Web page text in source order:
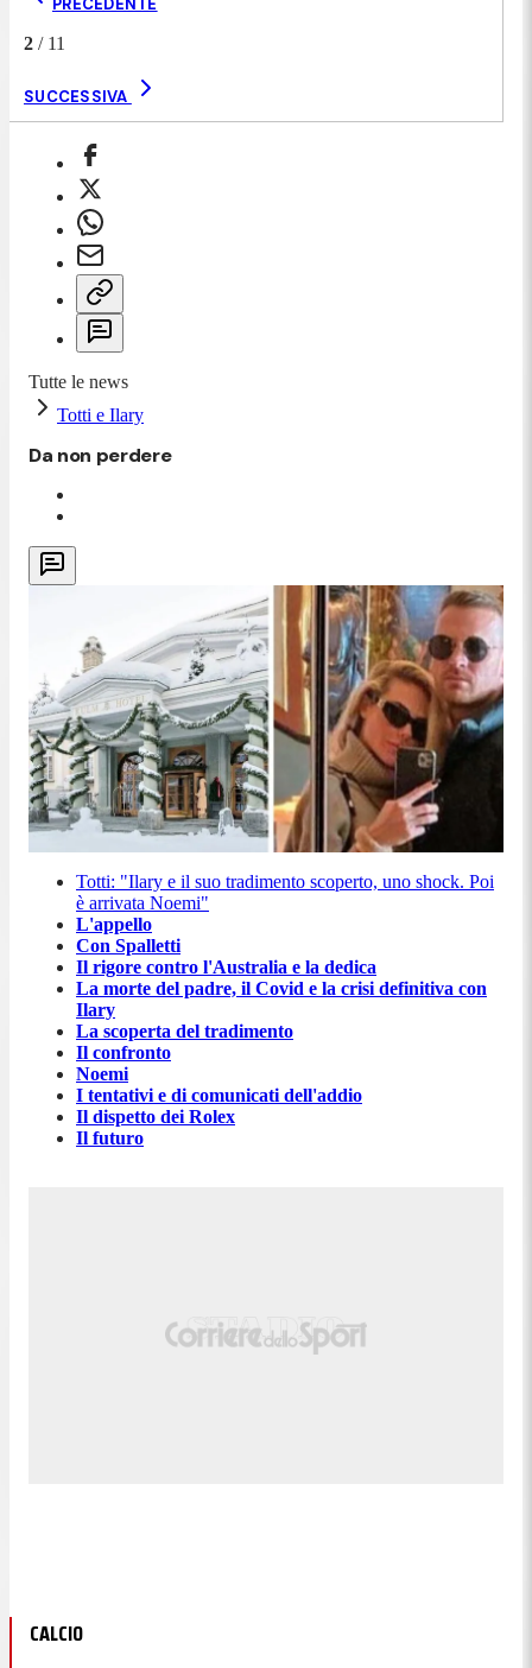
2 / 11
SUCCESSIVA
Tutte le news
Totti e Ilary
Da non perdere
Totti: "Ilary e il suo tradimento scoperto, uno shock. Poi
è arrivata Noemi"
L'appello
Con Spalletti
Il rigore contro l'Australia e la dedica
La morte del padre, il Covid e la crisi definitiva con
Ilary
La scoperta del tradimento
Il confronto
Noemi
I tentativi e di comunicati dell'addio
Il dispetto dei Rolex
Il futuro
CALCIO